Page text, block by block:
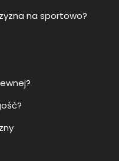
na sportowo?